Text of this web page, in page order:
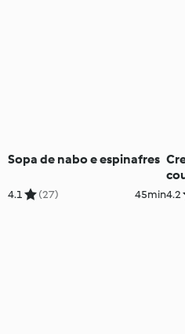
Sopa de nabo e espinafres
4.1 (27) 45min4.2